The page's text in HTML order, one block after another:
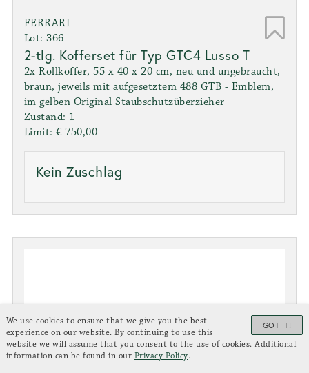
FERRARI
Lot: 366
2-tlg. Kofferset für Typ GTC4 Lusso T
2x Rollkoffer, 55 x 40 x 20 cm, neu und ungebraucht,
braun, jeweils mit aufgesetztem 488 GTB - Emblem,
im gelben Original Staubschutzüberzieher
Zustand: 1
Limit: € 750,00
Kein Zuschlag
GOT IT!
We use cookies to ensure that we give you the best
experience on our website. By continuing to use this
website we will assume that you consent to the use of cookies. Additional
information can be found in our Privacy Policy.